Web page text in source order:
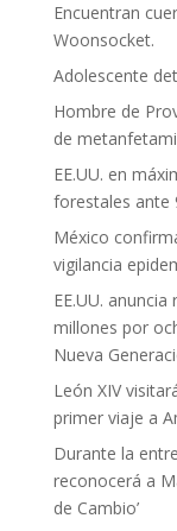
Encuentran
Woonsocket.
Adolescente
Hombre de
de
EE.UU. en
forestales ante
México
vigilancia
EE.UU.
millones por
Nueva
León XIV
primer viaje a
Durante la
reconocerá a
de Cambio’